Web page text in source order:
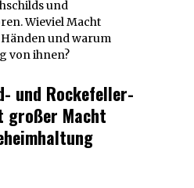
und
Wieviel Macht
und warum
von ihnen?
und Rockefeller-
großer Macht